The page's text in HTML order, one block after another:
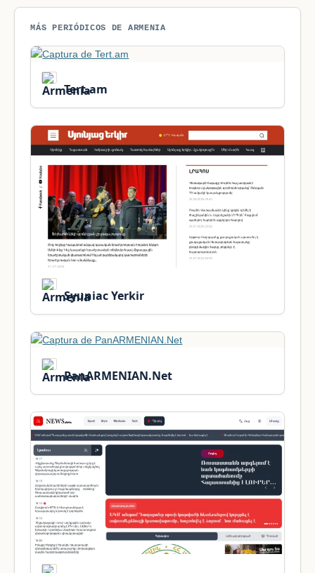
MÁS PERIÓDICOS DE ARMENIA
Tert.am
Syuniac Yerkir
PanARMENIAN.Net